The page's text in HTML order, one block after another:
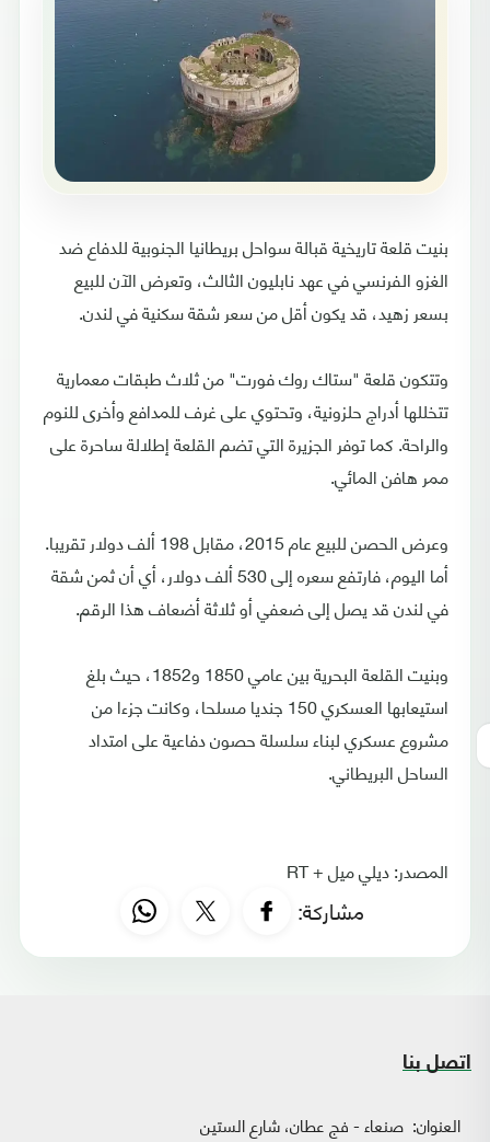
بنيت قلعة تاريخية قبالة سواحل بريطانيا الجنوبية للدفاع ضد
الغزو الفرنسي في عهد نابليون الثالث، وتعرض الآن للبيع
بسعر زهيد، قد يكون أقل من سعر شقة سكنية في لندن.
وتتكون قلعة "ستاك روك فورت" من ثلاث طبقات معمارية
تتخللها أدراج حلزونية، وتحتوي على غرف للمدافع وأخرى للنوم
والراحة. كما توفر الجزيرة التي تضم القلعة إطلالة ساحرة على
ممر هافن المائي.
وعرض الحصن للبيع عام 2015، مقابل 198 ألف دولار تقريبا.
أما اليوم، فارتفع سعره إلى 530 ألف دولار، أي أن ثمن شقة
في لندن قد يصل إلى ضعفي أو ثلاثة أضعاف هذا الرقم.
وبنيت القلعة البحرية بين عامي 1850 و1852، حيث بلغ
استيعابها العسكري 150 جنديا مسلحا، وكانت جزءا من
مشروع عسكري لبناء سلسلة حصون دفاعية على امتداد
الساحل البريطاني.
المصدر: ديلي ميل + RT
مشاركة:
اتصل بنا
العنوان: صنعاء - فج عطان، شارع الستين